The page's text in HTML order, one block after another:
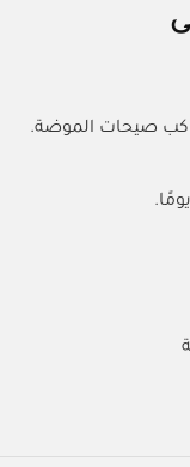
صيحات الموضة.